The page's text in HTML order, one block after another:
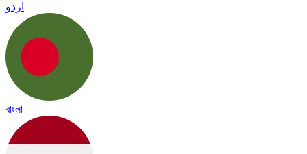
اردو
বাংলা